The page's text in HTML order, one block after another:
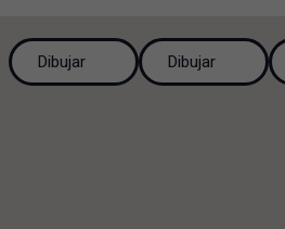
Dibujar Dibujar